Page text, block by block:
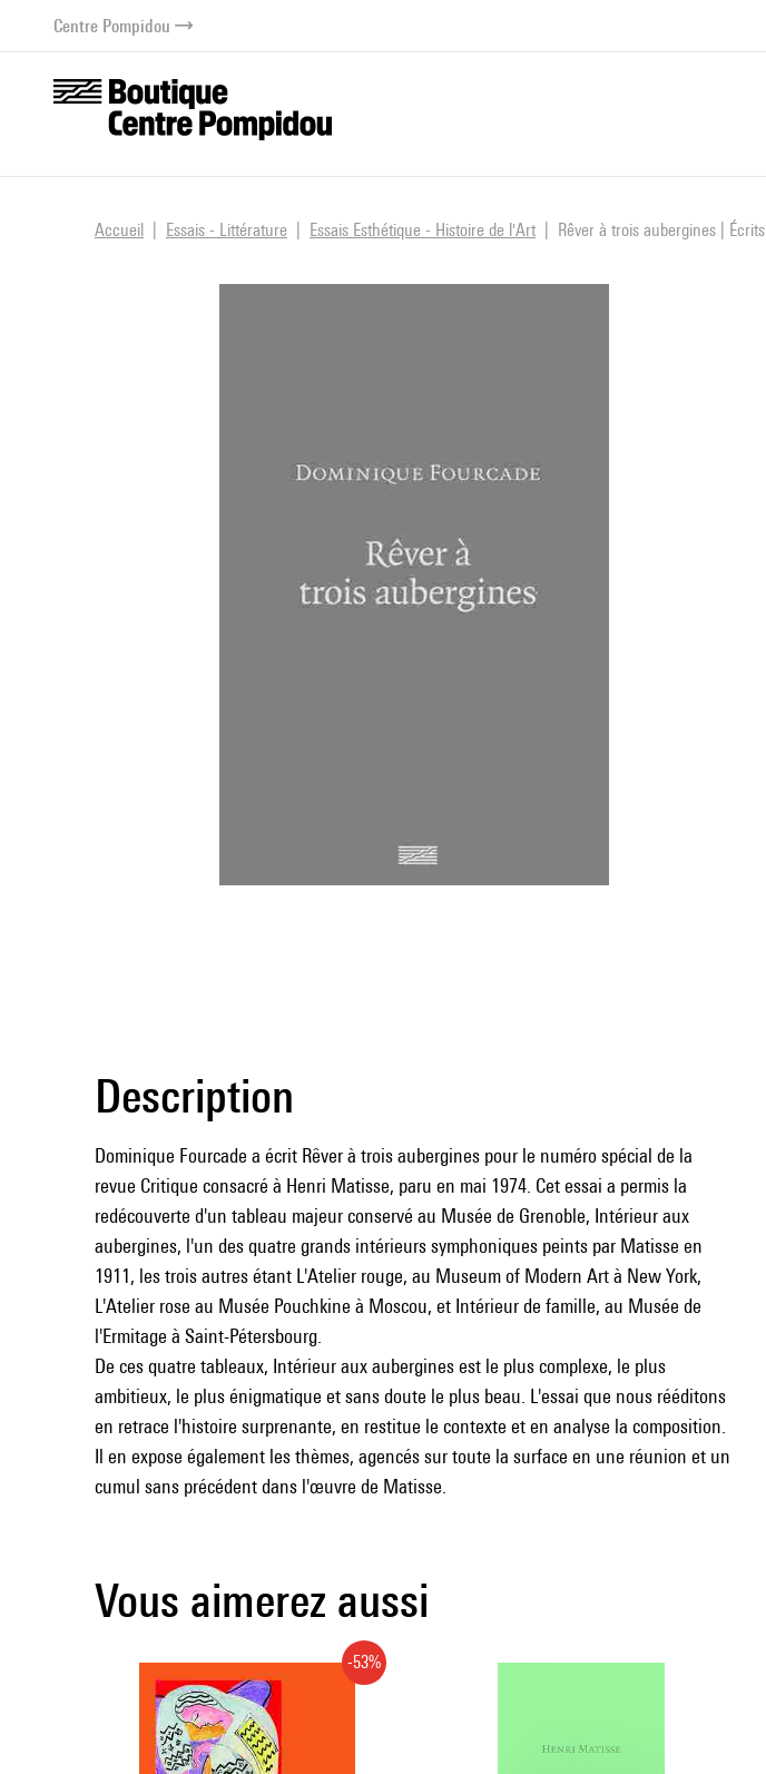
contenuCentre Pompidou
Accueil Essais - Littérature Essais Esthétique - Histoire de l'Art Rêver à trois aubergines | Écrits
Description
Dominique Fourcade a écrit Rêver à trois aubergines pour le numéro spécial de la
revue Critique consacré à Henri Matisse, paru en mai 1974. Cet essai a permis la
redécouverte d'un tableau majeur conservé au Musée de Grenoble, Intérieur aux
aubergines, l'un des quatre grands intérieurs symphoniques peints par Matisse en
1911, les trois autres étant L'Atelier rouge, au Museum of Modern Art à New York,
L'Atelier rose au Musée Pouchkine à Moscou, et Intérieur de famille, au Musée de
l'Ermitage à Saint-Pétersbourg.
De ces quatre tableaux, Intérieur aux aubergines est le plus complexe, le plus
ambitieux, le plus énigmatique et sans doute le plus beau. L'essai que nous rééditons
en retrace l'histoire surprenante, en restitue le contexte et en analyse la composition.
Il en expose également les thèmes, agencés sur toute la surface en une réunion et un
cumul sans précédent dans l'œuvre de Matisse.
Vous aimerez aussi
-53%